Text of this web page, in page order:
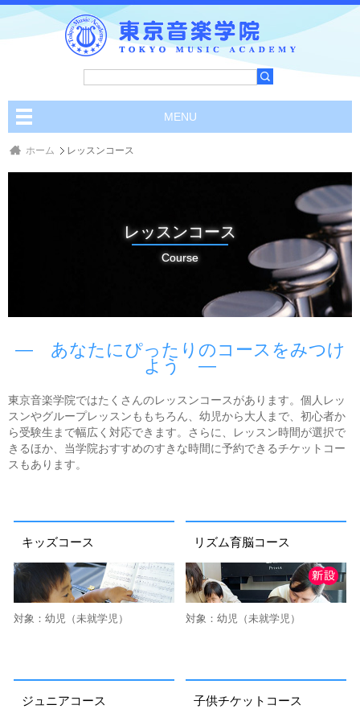
MENU
ホーム レッスンコース
レッスンコース
Course
あなたにぴったりのコースをみつけ
よう
東京音楽学院ではたくさんのレッスンコースがあります。個人レッ
スンやグループレッスンももちろん、幼児から大人まで、初心者か
ら受験生まで幅広く対応できます。さらに、レッスン時間が選択で
きるほか、当学院おすすめのすきな時間に予約できるチケットコー
スもあります。
キッズコース
対象：幼児（未就学児）
リズム育脳コース
対象：幼児（未就学児）
ジュニアコース 子供チケットコース